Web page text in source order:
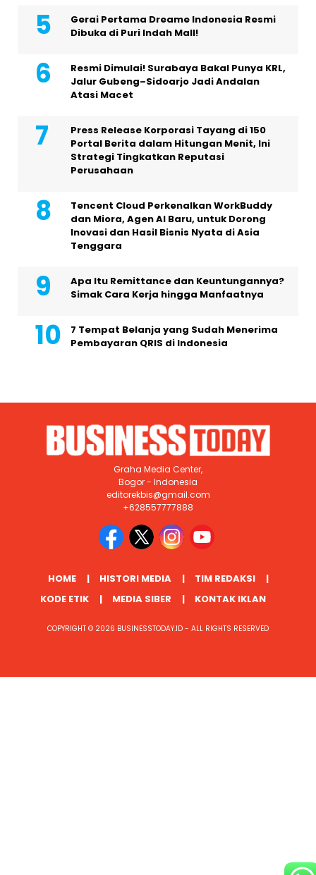
Gerai Pertama Dreame Indonesia Resmi
Dibuka di Puri Indah Mall!
Resmi Dimulai! Surabaya Bakal Punya KRL,
Jalur Gubeng–Sidoarjo Jadi Andalan
Atasi Macet
Press Release Korporasi Tayang di 150
Portal Berita dalam Hitungan Menit, Ini
Strategi Tingkatkan Reputasi
Perusahaan
Tencent Cloud Perkenalkan WorkBuddy
dan Miora, Agen AI Baru, untuk Dorong
Inovasi dan Hasil Bisnis Nyata di Asia
Tenggara
Apa Itu Remittance dan Keuntungannya?
Simak Cara Kerja hingga Manfaatnya
7 Tempat Belanja yang Sudah Menerima
Pembayaran QRIS di Indonesia
Graha Media Center,
Bogor - Indonesia
editorekbis@gmail.com
+628557777888
HOME HISTORI MEDIA
TIM REDAKSI
KODE ETIK
MEDIA SIBER KONTAK IKLAN
COPYRIGHT © 2026 BUSINESSTODAY.ID - ALL RIGHTS RESERVED